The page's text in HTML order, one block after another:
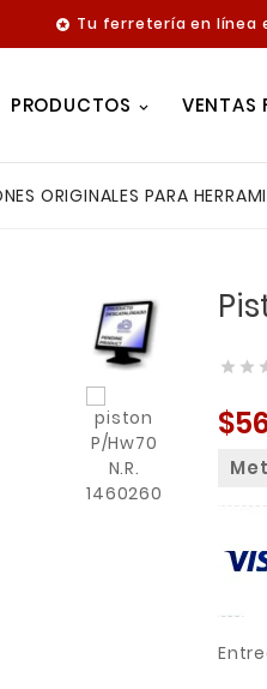
 Tu ferretería en línea
PRODUCTOS VENTAS
ORIGINALES PARA
 